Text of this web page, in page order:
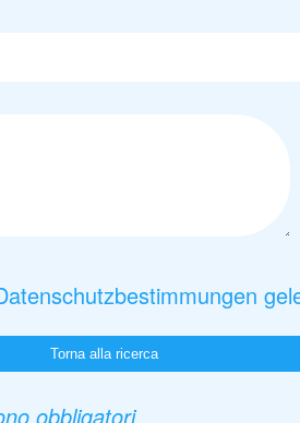
Torna alla ricerca
obbligatori